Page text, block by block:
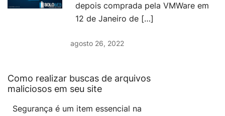
depois comprada pela VMWare em
12 de Janeiro de […]
agosto 26, 2022
Como realizar buscas de arquivos
maliciosos em seu site
Segurança é um item essencial na